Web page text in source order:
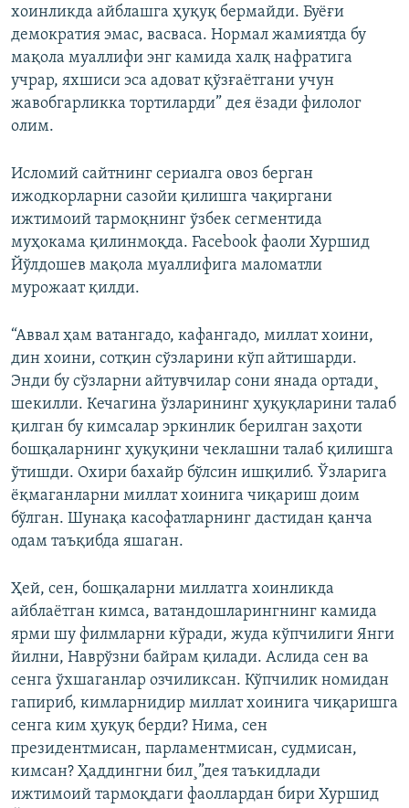
хоинликда айблашга ҳуқуқ бермайди. Буёғи
демократия эмас, васваса. Нормал жамиятда бу
мақола муаллифи энг камида халқ нафратига
учрар, яхшиси эса адоват қўзғаётгани учун
жавобгарликка тортиларди” дея ëзади филолог
олим.
Исломий сайтнинг сериалга овоз берган
ижодкорларни сазойи қилишга чақиргани
ижтимоий тармоқнинг ўзбек сегментида
муҳокама қилинмоқда. Facebook фаоли Хуршид
Йўлдошев мақола муаллифига маломатли
мурожаат қилди.
“Аввал ҳам ватангадо, кафангадо, миллат хоини,
дин хоини, сотқин сўзларини кўп айтишарди.
Энди бу сўзларни айтувчилар сони янада ортади¸
шекилли. Кечагина ўзларининг ҳуқуқларини талаб
қилган бу кимсалар эркинлик берилган заҳоти
бошқаларнинг ҳуқуқини чеклашни талаб қилишга
ўтишди. Охири бахайр бўлсин ишқилиб. Ўзларига
ёқмаганларни миллат хоинига чиқариш доим
бўлган. Шунақа касофатларнинг дастидан қанча
одам таъқибда яшаган.
Ҳей, сен, бошқаларни миллатга хоинликда
айблаётган кимса, ватандошларингнинг камида
ярми шу филмларни кўради, жуда кўпчилиги Янги
йилни, Наврўзни байрам қилади. Аслида сен ва
сенга ўхшаганлар озчиликсан. Кўпчилик номидан
гапириб, кимларнидир миллат хоинига чиқаришга
сенга ким ҳуқуқ берди? Нима, сен
президентмисан, парламентмисан, судмисан,
кимсан? Ҳаддингни бил¸”дея таъкидлади
ижтимоий тармоқдаги фаоллардан бири Хуршид